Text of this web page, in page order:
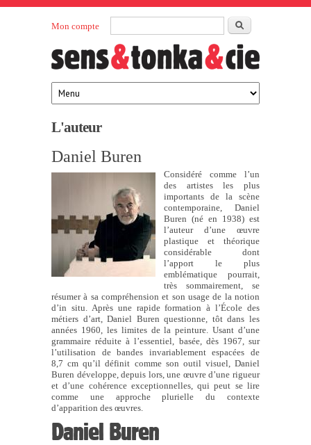
Rechercher
Mon compte
Sens et
Tonka
éditeurs
maison
d’édition
française
L'auteur
Daniel Buren
Considéré comme l’un
des artistes les plus
importants de la scène
contemporaine, Daniel
Buren (né en 1938) est
l’auteur d’une œuvre
plastique et théorique
considérable dont
l’apport le plus
emblématique pourrait,
très sommairement, se
résumer à sa compréhension et son usage de la notion
d’in situ. Après une rapide formation à l’École des
métiers d’art, Daniel Buren questionne, tôt dans les
années 1960, les limites de la peinture. Usant d’une
grammaire réduite à l’essentiel, basée, dès 1967, sur
l’utilisation de bandes invariablement espacées de
8,7 cm qu’il définit comme son outil visuel, Daniel
Buren développe, depuis lors, une œuvre d’une rigueur
et d’une cohérence exceptionnelles, qui peut se lire
comme une approche plurielle du contexte
d’apparition des œuvres.
Daniel Buren